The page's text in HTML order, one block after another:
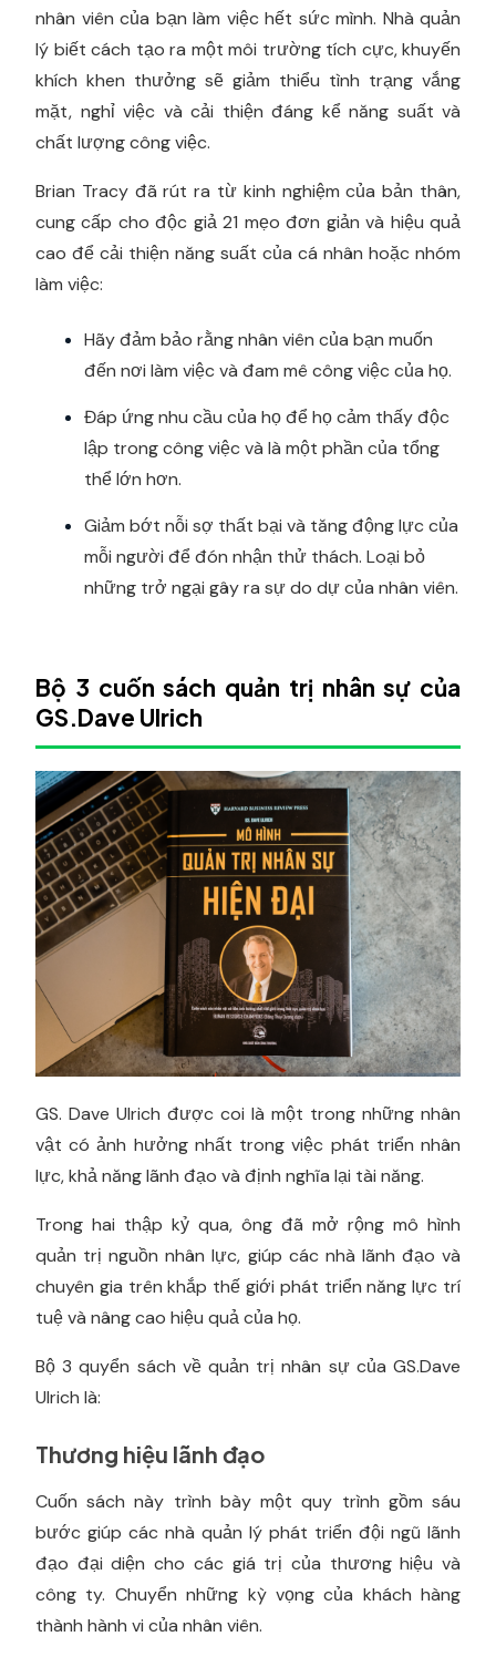
nhân viên của bạn làm việc hết sức mình. Nhà quản
lý biết cách tạo ra một môi trường tích cực, khuyến
khích khen thưởng sẽ giảm thiểu tình trạng vắng
mặt, nghỉ việc và cải thiện đáng kể năng suất và
chất lượng công việc.
Brian Tracy đã rút ra từ kinh nghiệm của bản thân,
cung cấp cho độc giả 21 mẹo đơn giản và hiệu quả
cao để cải thiện năng suất của cá nhân hoặc nhóm
làm việc:
Hãy đảm bảo rằng nhân viên của bạn muốn
đến nơi làm việc và đam mê công việc của họ.
Đáp ứng nhu cầu của họ để họ cảm thấy độc
lập trong công việc và là một phần của tổng
thể lớn hơn.
Giảm bớt nỗi sợ thất bại và tăng động lực của
mỗi người để đón nhận thử thách. Loại bỏ
những trở ngại gây ra sự do dự của nhân viên.
Bộ 3 cuốn sách quản trị nhân sự của
GS.Dave Ulrich
GS. Dave Ulrich được coi là một trong những nhân
vật có ảnh hưởng nhất trong việc phát triển nhân
lực, khả năng lãnh đạo và định nghĩa lại tài năng.
Trong hai thập kỷ qua, ông đã mở rộng mô hình
quản trị nguồn nhân lực, giúp các nhà lãnh đạo và
chuyên gia trên khắp thế giới phát triển năng lực trí
tuệ và nâng cao hiệu quả của họ.
Bộ 3 quyển sách về quản trị nhân sự của GS.Dave
Ulrich là:
Thương hiệu lãnh đạo
Cuốn sách này trình bày một quy trình gồm sáu
bước giúp các nhà quản lý phát triển đội ngũ lãnh
đạo đại diện cho các giá trị của thương hiệu và
công ty. Chuyển những kỳ vọng của khách hàng
thành hành vi của nhân viên.